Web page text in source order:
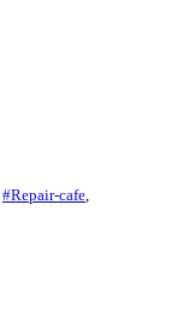
#Repair-cafe,